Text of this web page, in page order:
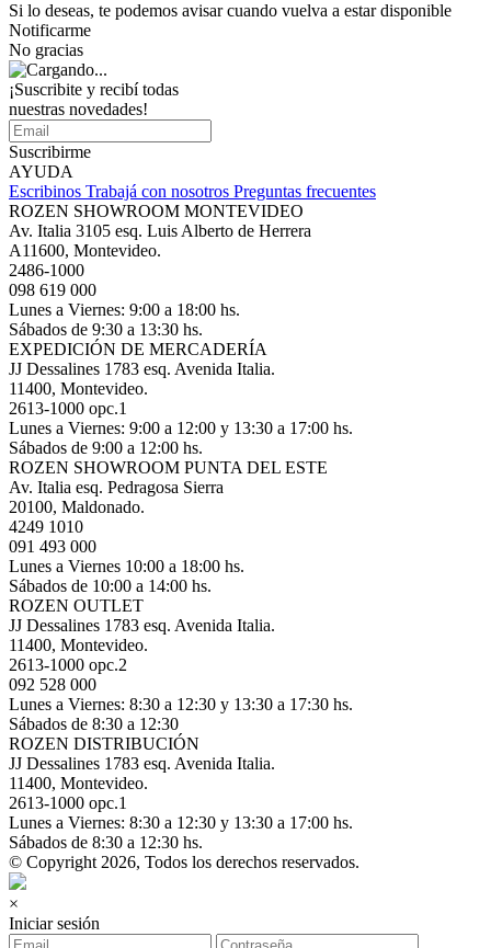
Si lo deseas, te podemos avisar cuando vuelva a estar disponible
Notificarme
No gracias
¡Suscribite y recibí todas
nuestras novedades!
Suscribirme
AYUDA
Escribinos Trabajá con nosotros Preguntas frecuentes
ROZEN SHOWROOM MONTEVIDEO
Av. Italia 3105 esq. Luis Alberto de Herrera
A11600, Montevideo.
2486-1000
098 619 000
Lunes a Viernes: 9:00 a 18:00 hs.
Sábados de 9:30 a 13:30 hs.
EXPEDICIÓN DE MERCADERÍA
JJ Dessalines 1783 esq. Avenida Italia.
11400, Montevideo.
2613-1000 opc.1
Lunes a Viernes: 9:00 a 12:00 y 13:30 a 17:00 hs.
Sábados de 9:00 a 12:00 hs.
ROZEN SHOWROOM PUNTA DEL ESTE
Av. Italia esq. Pedragosa Sierra
20100, Maldonado.
4249 1010
091 493 000
Lunes a Viernes 10:00 a 18:00 hs.
Sábados de 10:00 a 14:00 hs.
ROZEN OUTLET
JJ Dessalines 1783 esq. Avenida Italia.
11400, Montevideo.
2613-1000 opc.2
092 528 000
Lunes a Viernes: 8:30 a 12:30 y 13:30 a 17:30 hs.
Sábados de 8:30 a 12:30
ROZEN DISTRIBUCIÓN
JJ Dessalines 1783 esq. Avenida Italia.
11400, Montevideo.
2613-1000 opc.1
Lunes a Viernes: 8:30 a 12:30 y 13:30 a 17:00 hs.
Sábados de 8:30 a 12:30 hs.
© Copyright 2026, Todos los derechos reservados.
×
Iniciar sesión